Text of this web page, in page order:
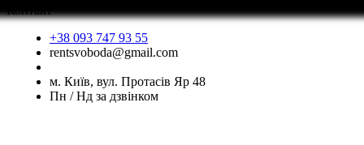
Контакт
+38 093 747 93 55
rentsvoboda@gmail.com
м. Київ, вул. Протасів Яр 48
Пн / Нд за дзвінком